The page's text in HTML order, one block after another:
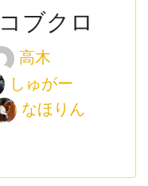
ブクロ
高木
しゅがー
なほりん